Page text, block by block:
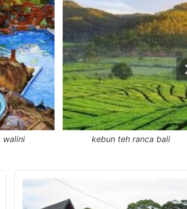
bali situ patenggang